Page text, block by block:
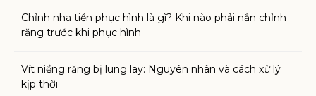
Chỉnh nha tiền phục hình là gì? Khi nào phải nắn chỉnh
răng trước khi phục hình
Vít niềng răng bị lung lay: Nguyên nhân và cách xử lý
kịp thời